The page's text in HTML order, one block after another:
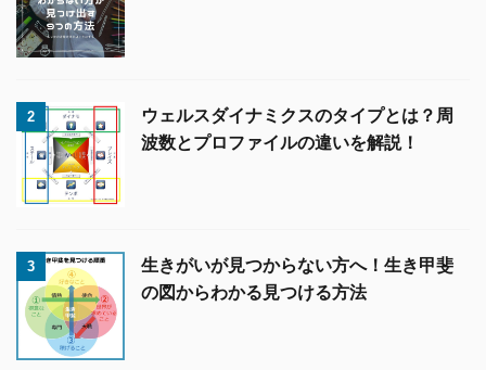
2
ウェルスダイナミクスのタイプとは？周
波数とプロファイルの違いを解説！
3
生きがいが見つからない方へ！生き甲斐
の図からわかる見つける方法